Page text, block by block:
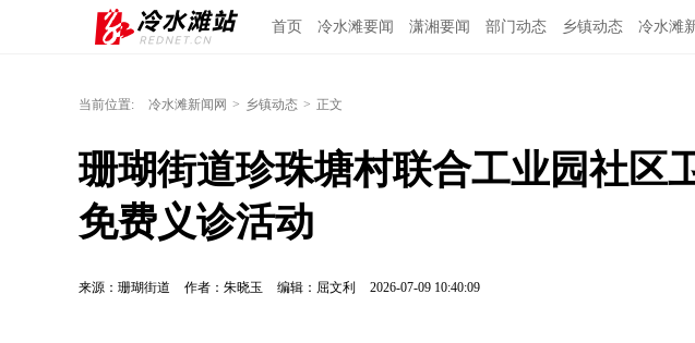
首页 冷水滩要闻 潇湘要闻 部门动态 乡镇动态 冷水滩
当前位置: 冷水滩新闻网 > 乡镇动态 > 正文
珊瑚街道珍珠塘村联合工业园社区
免费义诊活动
来源：珊瑚街道 作者：朱晓玉 编辑：屈文利 2026-07-09 10:40:09